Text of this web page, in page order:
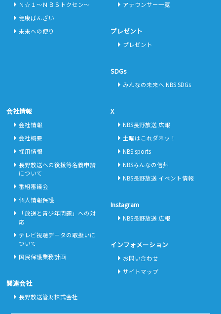
Ｎ☆１～ＮＢＳトクセン～
健康ばんざい
未来への便り
アナウンサー一覧
プレゼント
プレゼント
SDGs
みんなの未来へ NBS SDGs
会社情報
会社情報
会社概要
採用情報
長野放送への後援等名義申請
について
番組審議会
個人情報保護
「放送と青少年問題」への対
応
テレビ視聴データの取扱いに
ついて
国民保護業務計画
関連会社
長野放送管財株式会社
X
NBS長野放送 広報
土曜はこれダネッ！
NBS sports
NBSみんなの信州
NBS長野放送 イベント情報
Instagram
NBS長野放送 広報
インフォメーション
お問い合わせ
サイトマップ